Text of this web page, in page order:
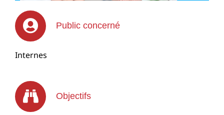
Public concerné
Internes
Objectifs